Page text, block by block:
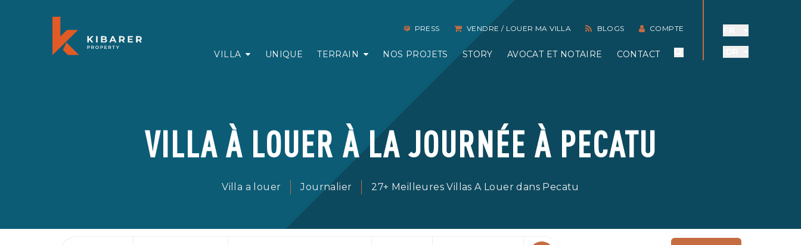
PRESS VENDRE / LOUER MA VILLA BLOGS COMPTE
VILLA UNIQUE TERRAIN NOS PROJETS STORY AVOCAT ET NOTAIRE CONTACT
VILLA À LOUER À LA JOURNÉE À PECATU
Villa a louer Journalier 27+ Meilleures Villas A Louer dans Pecatu